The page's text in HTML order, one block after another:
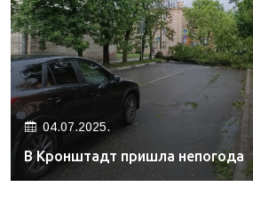
04.07.2025.
В Кронштадт пришла непогода